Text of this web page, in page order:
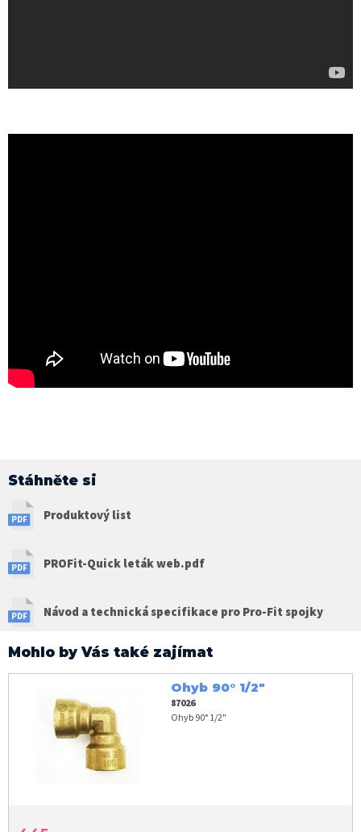
Stáhněte si
Produktový list
PROFit-Quick leták web.pdf
Návod a technická specifikace pro Pro-Fit spojky
Mohlo by Vás také zajímat
Ohyb 90° 1/2"
87026
Ohyb 90° 1/2"